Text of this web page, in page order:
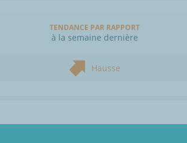
TENDANCE PAR RAPPORT
à la semaine dernière
Hausse